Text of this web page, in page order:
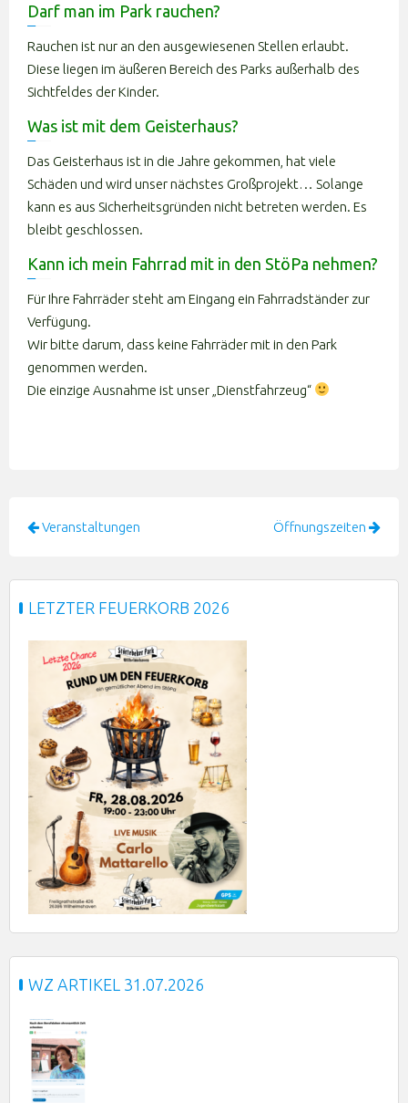
Darf man im Park rauchen?
Rauchen ist nur an den ausgewiesenen Stellen erlaubt.
Diese liegen im äußeren Bereich des Parks außerhalb des
Sichtfeldes der Kinder.
Was ist mit dem Geisterhaus?
Das Geisterhaus ist in die Jahre gekommen, hat viele
Schäden und wird unser nächstes Großprojekt… Solange
kann es aus Sicherheitsgründen nicht betreten werden. Es
bleibt geschlossen.
Kann ich mein Fahrrad mit in den StöPa nehmen?
Für Ihre Fahrräder steht am Eingang ein Fahrradständer zur
Verfügung.
Wir bitte darum, dass keine Fahrräder mit in den Park
genommen werden.
Die einzige Ausnahme ist unser „Dienstfahrzeug“
Beitragsnavigation
Veranstaltungen Öffnungszeiten
LETZTER FEUERKORB 2026
WZ ARTIKEL 31.07.2026